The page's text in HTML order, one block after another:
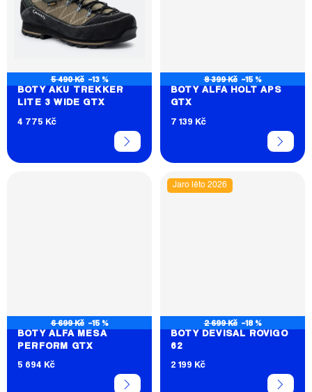
5 490 Kč –13 %
BOTY AKU TREKKER
LITE 3 WIDE GTX
4 775 Kč
8 399 Kč –15 %
BOTY ALFA HOLT APS
GTX
7 139 Kč
6 699 Kč –15 %
BOTY ALFA MESA
PERFORM GTX
5 694 Kč
Jaro léto 2026
2 699 Kč –18 %
BOTY DEVISAL ROVIGO
62
2 199 Kč